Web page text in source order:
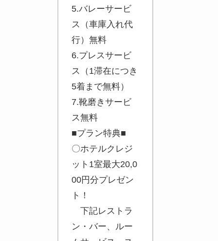
5.バレーサービ
ス（車庫入れ代
行）無料
6.プレスサービ
ス（1滞在につき
5着まで無料）
7.靴磨きサービ
ス無料
■プラン特典■
〇ホテルクレジ
ット1室最大20,0
00円分プレゼン
ト！
下記レストラ
ン・バー、ルー
一休.comでお得なご旅行を！